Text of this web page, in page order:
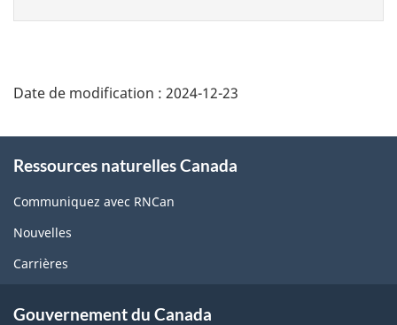
page
Date de modification : 2024-12-23
this
site
Ressources naturelles Canada
Communiquez avec RNCan
Nouvelles
Carrières
Gouvernement du Canada